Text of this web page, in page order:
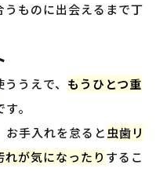
うものに出会えるまで丁
うえで、 もうひとつ重
す。
お手入れを怠ると虫歯リ
が気になったり するこ